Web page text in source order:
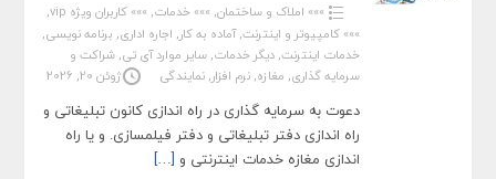
»»» املاک و ساختمان, »»» خدمات, »»» کاربران ویژه vip
,
»»» کامپیوتر و اینترنت,آماده به کار, اجاره اداری, برنامه نویسی,
خدمات اینترنت, دیگر خدمات, سایر موارد آی تی, شراکت و
سرمایه گذاری, مغازه, نرم افزار, نمایندگی ژوئن 20, 2026
دعوت به سرمایه گذاری در راه اندازی کانون تبلیغاتی و
راه اندازی دفتر تبلیغاتی و دفتر فیلمسازی. و یا راه
اندازی مغازه خدمات اینترنتی و […]